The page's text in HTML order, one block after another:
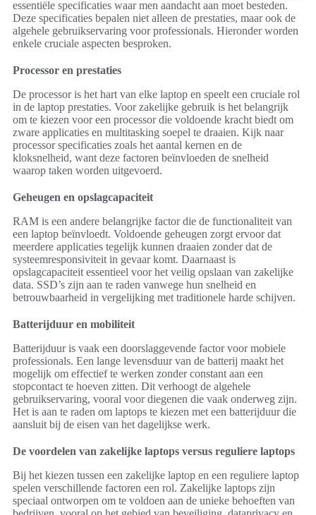
essentiële specificaties waar men aandacht aan moet besteden.
Deze specificaties bepalen niet alleen de prestaties, maar ook de
algehele gebruikservaring voor professionals. Hieronder worden
enkele cruciale aspecten besproken.
Processor en prestaties
De processor is het hart van elke laptop en speelt een cruciale rol
in de laptop prestaties. Voor zakelijke gebruik is het belangrijk
om te kiezen voor een processor die voldoende kracht biedt om
zware applicaties en multitasking soepel te draaien. Kijk naar
processor specificaties zoals het aantal kernen en de
kloksnelheid, want deze factoren beïnvloeden de snelheid
waarop taken worden uitgevoerd.
Geheugen en opslagcapaciteit
RAM is een andere belangrijke factor die de functionaliteit van
een laptop beïnvloedt. Voldoende geheugen zorgt ervoor dat
meerdere applicaties tegelijk kunnen draaien zonder dat de
systeemresponsiviteit in gevaar komt. Daarnaast is
opslagcapaciteit essentieel voor het veilig opslaan van zakelijke
data. SSD’s zijn aan te raden vanwege hun snelheid en
betrouwbaarheid in vergelijking met traditionele harde schijven.
Batterijduur en mobiliteit
Batterijduur is vaak een doorslaggevende factor voor mobiele
professionals. Een lange levensduur van de batterij maakt het
mogelijk om effectief te werken zonder constant aan een
stopcontact te hoeven zitten. Dit verhoogt de algehele
gebruikservaring, vooral voor diegenen die vaak onderweg zijn.
Het is aan te raden om laptops te kiezen met een batterijduur die
aansluit bij de eisen van het dagelijkse werk.
De voordelen van zakelijke laptops versus reguliere laptops
Bij het kiezen tussen een zakelijke laptop en een reguliere laptop
spelen verschillende factoren een rol. Zakelijke laptops zijn
speciaal ontworpen om te voldoen aan de unieke behoeften van